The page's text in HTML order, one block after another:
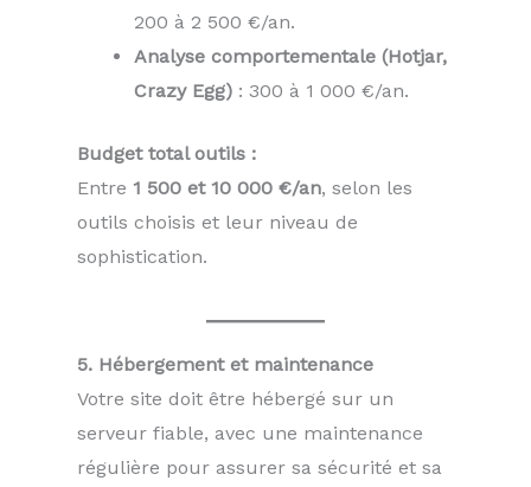
200 à 2 500 €/an.
Analyse comportementale (Hotjar,
Crazy Egg) : 300 à 1 000 €/an.
Budget total outils :
Entre 1 500 et 10 000 €/an, selon les
outils choisis et leur niveau de
sophistication.
5. Hébergement et maintenance
Votre site doit être hébergé sur un
serveur fiable, avec une maintenance
régulière pour assurer sa sécurité et sa